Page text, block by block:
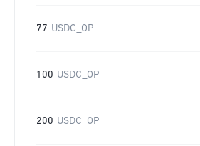
77 USDC_OP
100 USDC_OP
200 USDC_OP